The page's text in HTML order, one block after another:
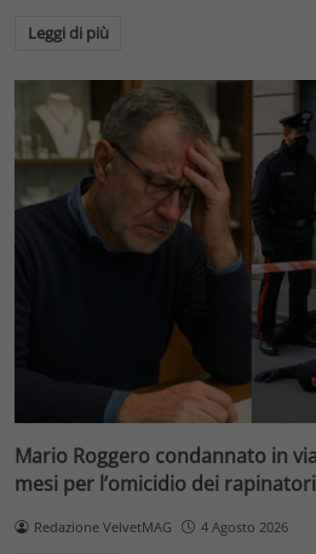
Leggi di più
Mario Roggero condannato in
mesi per l’omicidio dei rapinatori
Redazione VelvetMAG 4 Agosto 2026